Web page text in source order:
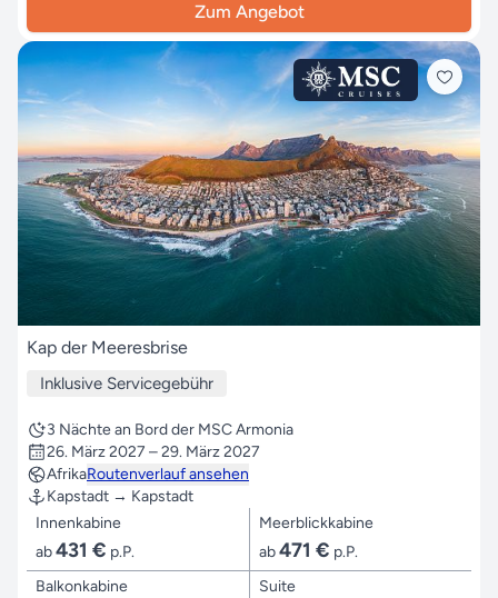
Zum Angebot
Kap der Meeresbrise
Inklusive Servicegebühr
3 Nächte an Bord der MSC Armonia
26. März 2027 – 29. März 2027
AfrikaRoutenverlauf ansehen
Kapstadt → Kapstadt
Innenkabine
ab431 € p.P.
Meerblickkabine
ab471 € p.P.
Balkonkabine
Suite